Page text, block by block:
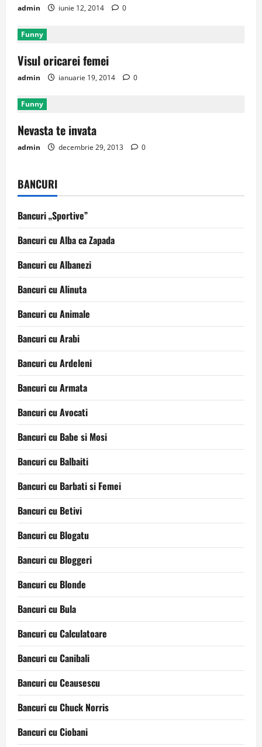
admin iunie 12, 2014 0
Funny
Visul oricarei femei
admin ianuarie 19, 2014 0
Funny
Nevasta te invata
admin decembrie 29, 2013 0
BANCURI
Bancuri „Sportive”
Bancuri cu Alba ca Zapada
Bancuri cu Albanezi
Bancuri cu Alinuta
Bancuri cu Animale
Bancuri cu Arabi
Bancuri cu Ardeleni
Bancuri cu Armata
Bancuri cu Avocati
Bancuri cu Babe si Mosi
Bancuri cu Balbaiti
Bancuri cu Barbati si Femei
Bancuri cu Betivi
Bancuri cu Blogatu
Bancuri cu Bloggeri
Bancuri cu Blonde
Bancuri cu Bula
Bancuri cu Calculatoare
Bancuri cu Canibali
Bancuri cu Ceausescu
Bancuri cu Chuck Norris
Bancuri cu Ciobani